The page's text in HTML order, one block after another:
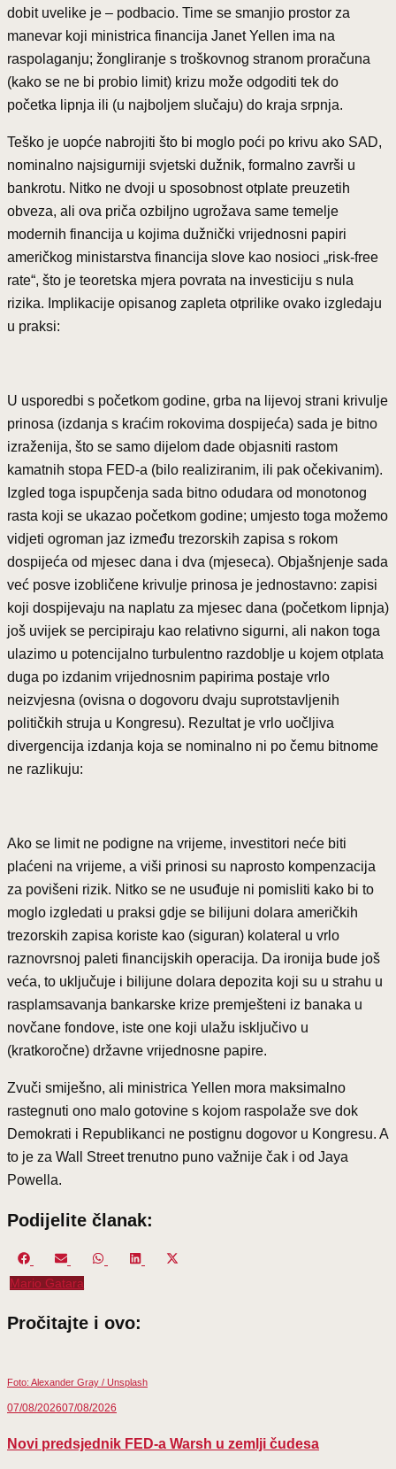
dobit uvelike je – podbacio. Time se smanjio prostor za
manevar koji ministrica financija Janet Yellen ima na
raspolaganju; žongliranje s troškovnog stranom proračuna
(kako se ne bi probio limit) krizu može odgoditi tek do
početka lipnja ili (u najboljem slučaju) do kraja srpnja.
Teško je uopće nabrojiti što bi moglo poći po krivu ako SAD,
nominalno najsigurniji svjetski dužnik, formalno završi u
bankrotu. Nitko ne dvoji u sposobnost otplate preuzetih
obveza, ali ova priča ozbiljno ugrožava same temelje
modernih financija u kojima dužnički vrijednosni papiri
američkog ministarstva financija slove kao nosioci „risk-free
rate“, što je teoretska mjera povrata na investiciju s nula
rizika. Implikacije opisanog zapleta otprilike ovako izgledaju
u praksi:
U usporedbi s početkom godine, grba na lijevoj strani krivulje
prinosa (izdanja s kraćim rokovima dospijeća) sada je bitno
izraženija, što se samo dijelom dade objasniti rastom
kamatnih stopa FED-a (bilo realiziranim, ili pak očekivanim).
Izgled toga ispupčenja sada bitno odudara od monotonog
rasta koji se ukazao početkom godine; umjesto toga možemo
vidjeti ogroman jaz između trezorskih zapisa s rokom
dospijeća od mjesec dana i dva (mjeseca). Objašnjenje sada
već posve izobličene krivulje prinosa je jednostavno: zapisi
koji dospijevaju na naplatu za mjesec dana (početkom lipnja)
još uvijek se percipiraju kao relativno sigurni, ali nakon toga
ulazimo u potencijalno turbulentno razdoblje u kojem otplata
duga po izdanim vrijednosnim papirima postaje vrlo
neizvjesna (ovisna o dogovoru dvaju suprotstavljenih
političkih struja u Kongresu). Rezultat je vrlo uočljiva
divergencija izdanja koja se nominalno ni po čemu bitnome
ne razlikuju:
Ako se limit ne podigne na vrijeme, investitori neće biti
plaćeni na vrijeme, a viši prinosi su naprosto kompenzacija
za povišeni rizik. Nitko se ne usuđuje ni pomisliti kako bi to
moglo izgledati u praksi gdje se bilijuni dolara američkih
trezorskih zapisa koriste kao (siguran) kolateral u vrlo
raznovrsnoj paleti financijskih operacija. Da ironija bude još
veća, to uključuje i bilijune dolara depozita koji su u strahu u
rasplamsavanja bankarske krize premješteni iz banaka u
novčane fondove, iste one koji ulažu isključivo u
(kratkoročne) državne vrijednosne papire.
Zvuči smiješno, ali ministrica Yellen mora maksimalno
rastegnuti ono malo gotovine s kojom raspolaže sve dok
Demokrati i Republikanci ne postignu dogovor u Kongresu. A
to je za Wall Street trenutno puno važnije čak i od Jaya
Powella.
Podijelite članak:
Share
on
FacebookShare
on
Email
Share
WhatsAppShare
LinkedIn
Mario Gatara
Pročitajte i ovo:
Foto: Alexander Gray / Unsplash
07/08/202607/08/2026
Novi predsjednik FED-a Warsh u zemlji čudesa